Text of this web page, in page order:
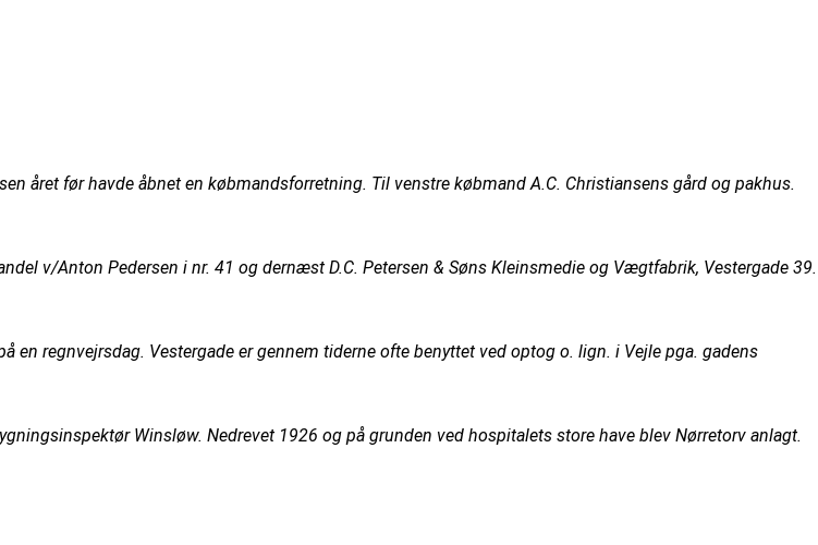
året før havde åbnet en købmandsforretning. Til venstre købmand A.C. Christiansens gård og pakhus.
v/Anton Pedersen i nr. 41 og dernæst D.C. Petersen & Søns Kleinsmedie og Vægtfabrik, Vestergade 39.
regnvejrsdag. Vestergade er gennem tiderne ofte benyttet ved optog o. lign. i Vejle pga. gadens
Winsløw. Nedrevet 1926 og på grunden ved hospitalets store have blev Nørretorv anlagt.